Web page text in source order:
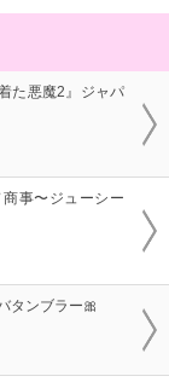
た悪魔2』ジャパ
商事〜ジューシー
タンブラー🎀